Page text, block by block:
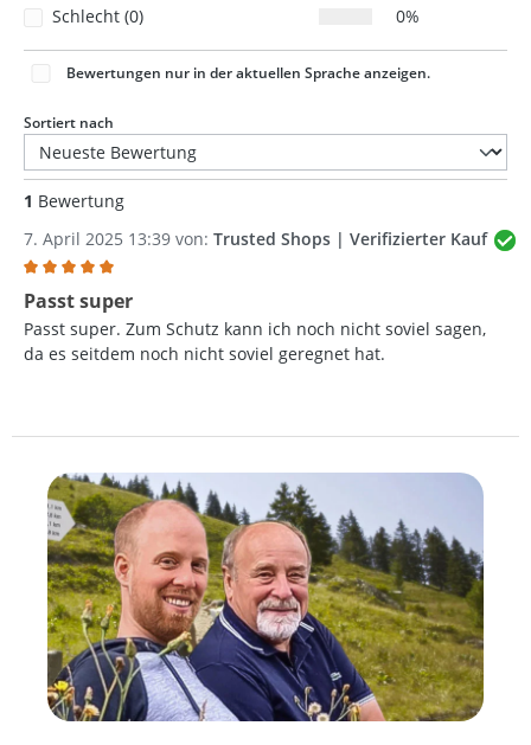
Schlecht (0) 0%
Bewertungen nur in der aktuellen Sprache anzeigen.
Sortiert nach
1 Bewertung
7. April 2025 13:39 von: Trusted Shops | Verifizierter Kauf
Bewertung mit 5 von 5 Sternen
Passt super
Passt super. Zum Schutz kann ich noch nicht soviel sagen,
da es seitdem noch nicht soviel geregnet hat.